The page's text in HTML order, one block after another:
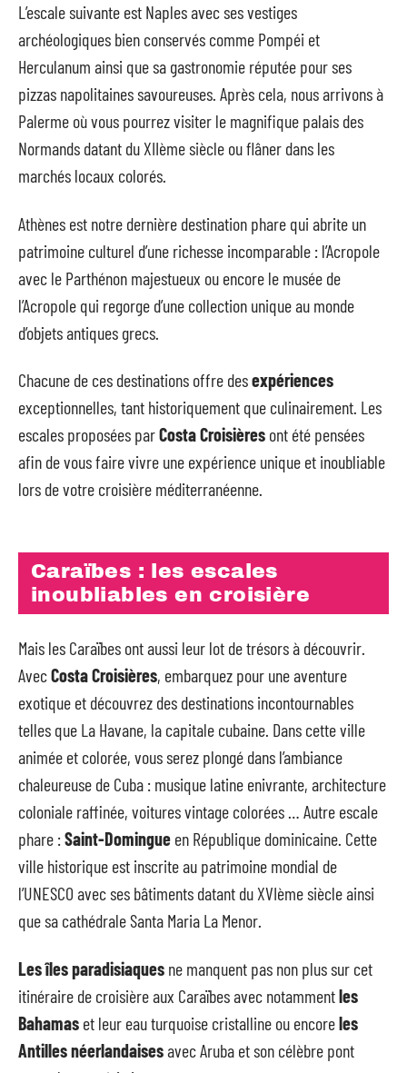
L’escale suivante est Naples avec ses vestiges
archéologiques bien conservés comme Pompéi et
Herculanum ainsi que sa gastronomie réputée pour ses
pizzas napolitaines savoureuses. Après cela, nous arrivons à
Palerme où vous pourrez visiter le magnifique palais des
Normands datant du XIIème siècle ou flâner dans les
marchés locaux colorés.
Athènes est notre dernière destination phare qui abrite un
patrimoine culturel d’une richesse incomparable : l’Acropole
avec le Parthénon majestueux ou encore le musée de
l’Acropole qui regorge d’une collection unique au monde
d’objets antiques grecs.
Chacune de ces destinations offre desexpériences
exceptionnelles, tant historiquement que culinairement. Les
escales proposées parCosta Croisières ont été pensées
afin de vous faire vivre une expérience unique et inoubliable
lors de votre croisière méditerranéenne.
Caraïbes : les escales
inoubliables en croisière
Mais les Caraïbes ont aussi leur lot de trésors à découvrir.
AvecCosta Croisières, embarquez pour une aventure
exotique et découvrez des destinations incontournables
telles que La Havane, la capitale cubaine. Dans cette ville
animée et colorée, vous serez plongé dans l’ambiance
chaleureuse de Cuba : musique latine enivrante, architecture
coloniale raffinée, voitures vintage colorées … Autre escale
phare :Saint-Domingue en République dominicaine. Cette
ville historique est inscrite au patrimoine mondial de
l’UNESCO avec ses bâtiments datant du XVIème siècle ainsi
que sa cathédrale Santa Maria La Menor.
Les îles paradisiaques ne manquent pas non plus sur cet
itinéraire de croisière aux Caraïbes avec notammentles
Bahamas et leur eau turquoise cristalline ou encoreles
Antilles néerlandaisesavec Aruba et son célèbre pont